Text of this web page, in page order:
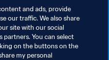
سياسة الخصوصية
and ads, provide
our traffic. We also share
site with our social
partners. You can select
on the buttons on the
my personal